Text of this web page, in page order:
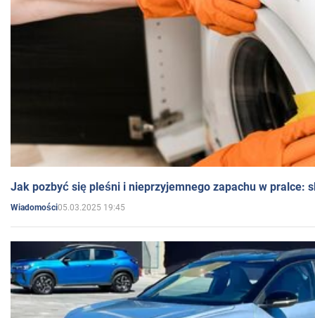
Jak pozbyć się pleśni i nieprzyjemnego zapachu w pralce:
Wiadomości05.03.2025 19:45